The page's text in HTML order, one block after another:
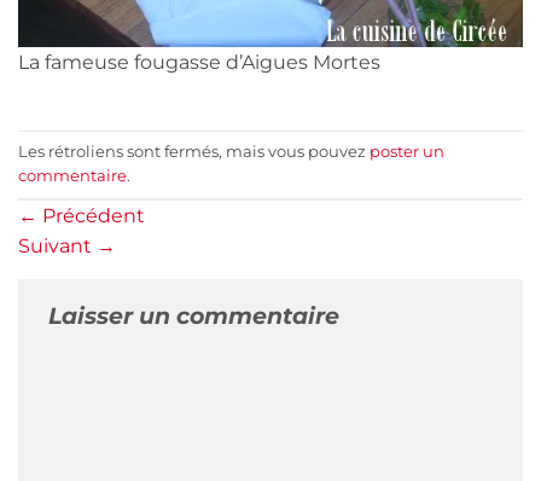
La fameuse fougasse d’Aigues Mortes
Les rétroliens sont fermés, mais vous pouvez poster un
commentaire.
← Précédent
Suivant →
Laisser un commentaire